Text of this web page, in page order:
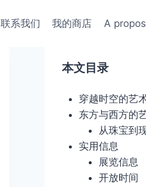
联系我们 我的商店 A propos
本文目录
穿越时空的艺
东方与西方的
从珠宝到
实用信息
展览信息
开放时间